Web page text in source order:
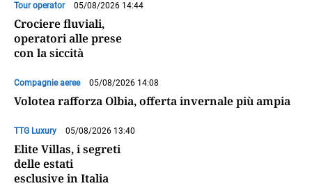
Tour operator 05/08/2026 14:44
Crociere fluviali,
operatori alle prese
con la siccità
Compagnie aeree 05/08/2026 14:08
Volotea rafforza Olbia, offerta invernale più ampia
TTG Luxury 05/08/2026 13:40
Elite Villas, i segreti
delle estati
esclusive in Italia